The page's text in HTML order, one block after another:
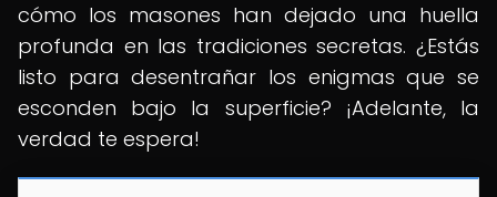
cómo los masones han dejado una huella
profunda en las tradiciones secretas. ¿Estás
listo para desentrañar los enigmas que se
esconden bajo la superficie? ¡Adelante, la
verdad te espera!